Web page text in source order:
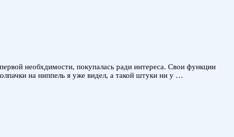
необхдимости, покупалась ради интереса. Свои функции
на ниппель я уже видел, а такой штуки ни у …